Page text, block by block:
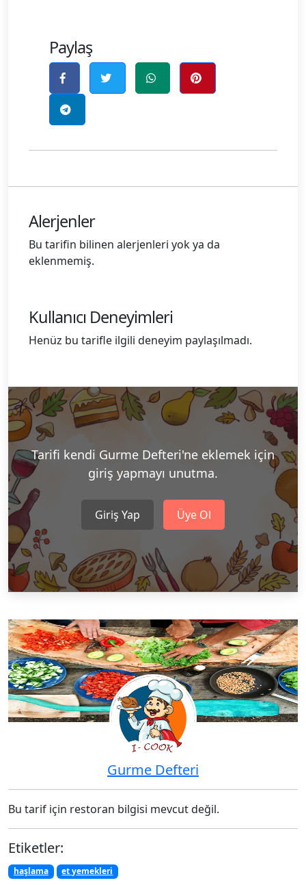
Paylaş
Alerjenler
Bu tarifin bilinen alerjenleri yok ya da
eklenmemiş.
Kullanıcı Deneyimleri
Henüz bu tarifle ilgili deneyim paylaşılmadı.
Tarifi kendi Gurme Defteri'ne eklemek için
giriş yapmayı unutma.
Giriş Yap Üye Ol
Gurme Defteri
Bu tarif için restoran bilgisi mevcut değil.
Etiketler:
haşlama et yemekleri